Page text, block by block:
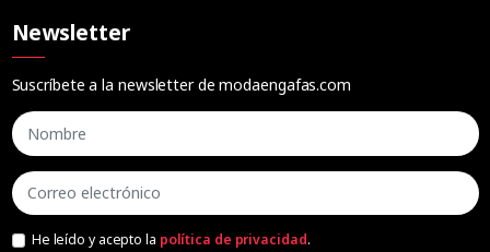
Newsletter
Suscríbete a la newsletter de modaengafas.com
He leído y acepto la política de privacidad.